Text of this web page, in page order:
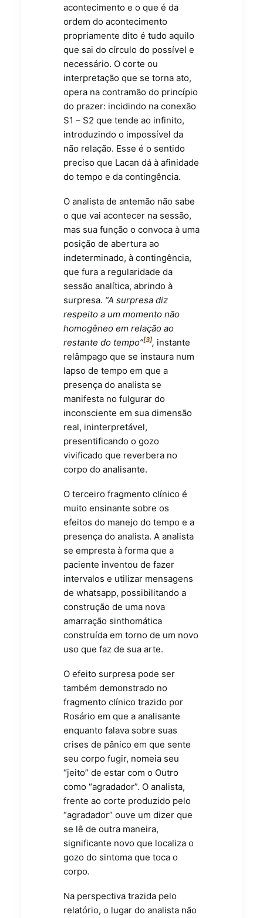
acontecimento e o que é da
ordem do acontecimento
propriamente dito é tudo aquilo
que sai do círculo do possível e
necessário. O corte ou
interpretação que se torna ato,
opera na contramão do princípio
do prazer: incidindo na conexão
S1 – S2 que tende ao infinito,
introduzindo o impossível da
não relação. Esse é o sentido
preciso que Lacan dá à afinidade
do tempo e da contingência.
O analista de antemão não sabe
o que vai acontecer na sessão,
mas sua função o convoca à uma
posição de abertura ao
indeterminado, à contingência,
que fura a regularidade da
sessão analítica, abrindo à
surpresa. “A surpresa diz
respeito a um momento não
homogêneo em relação ao
restante do tempo”[3], instante
relâmpago que se instaura num
lapso de tempo em que a
presença do analista se
manifesta no fulgurar do
inconsciente em sua dimensão
real, ininterpretável,
presentificando o gozo
vivificado que reverbera no
corpo do analisante.
O terceiro fragmento clínico é
muito ensinante sobre os
efeitos do manejo do tempo e a
presença do analista. A analista
se empresta à forma que a
paciente inventou de fazer
intervalos e utilizar mensagens
de whatsapp, possibilitando a
construção de uma nova
amarração sinthomática
construída em torno de um novo
uso que faz de sua arte.
O efeito surpresa pode ser
também demonstrado no
fragmento clínico trazido por
Rosário em que a analisante
enquanto falava sobre suas
crises de pânico em que sente
seu corpo fugir, nomeia seu
“jeito” de estar com o Outro
como “agradador”. O analista,
frente ao corte produzido pelo
“agradador” ouve um dizer que
se lê de outra maneira,
significante novo que localiza o
gozo do sintoma que toca o
corpo.
Na perspectiva trazida pelo
relatório, o lugar do analista não